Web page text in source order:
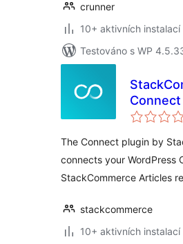
crunner
10+ aktivních instalací
Testováno s WP
Connect
The Connect plugin by
connects your WordPress
StackCommerce Articles
stackcommerce
10+ aktivních instalací